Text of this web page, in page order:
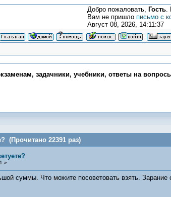
Добро пожаловать, Гость.
Вам не пришло письмо с
Август 08, 2026, 14:11:37
задачники, учебники, ответы на
(Прочитано 22391 раз)
»
суммы. Что можите посоветовать взять.